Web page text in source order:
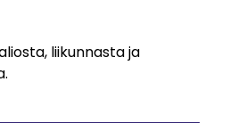
liikunnasta ja